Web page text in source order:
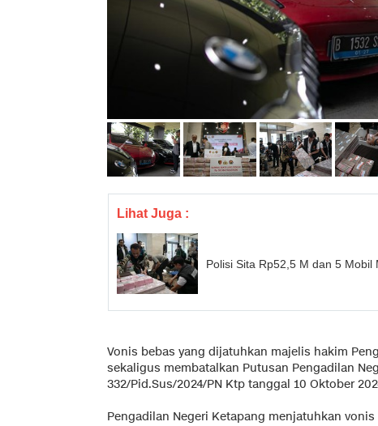
Lihat Juga :
Polisi Sita Rp52,5 M dan 5
Vonis bebas yang dijatuhkan majelis hakim
sekaligus membatalkan Putusan Pengadilan
332/Pid.Sus/2024/PN Ktp tanggal 10 Oktober
Pengadilan Negeri Ketapang menjatuhkan